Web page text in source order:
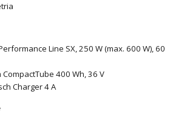
Line SX, 250 W (max. 600 W), 60
400 Wh, 36 V
Charger 4 A